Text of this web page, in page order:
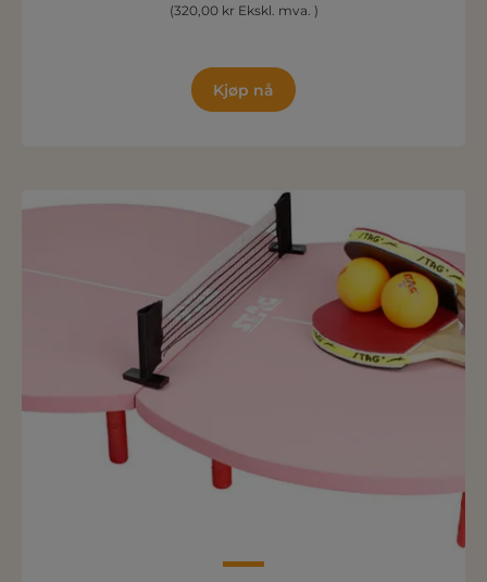
(320,00 kr Ekskl. mva. )
Kjøp nå